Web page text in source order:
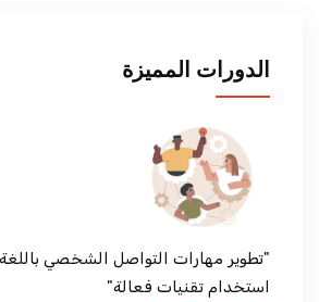
الدورات المميزة
"تطوير مهارات التواصل الشخصي
استخدام تقنيات فعالة"